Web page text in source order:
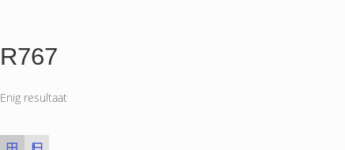
R767
Enig resultaat